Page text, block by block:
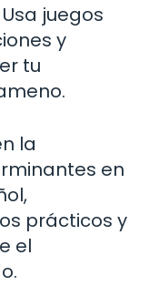
Usa juegos
y
tu
la
en
prácticos y
el